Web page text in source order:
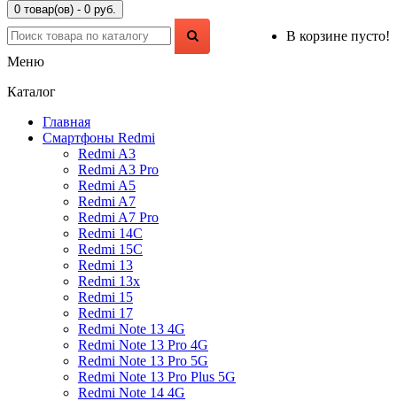
0 товар(ов) - 0 руб.
В корзине пусто!
Меню
Каталог
Главная
Смартфоны Redmi
Redmi A3
Redmi A3 Pro
Redmi A5
Redmi A7
Redmi A7 Pro
Redmi 14C
Redmi 15C
Redmi 13
Redmi 13x
Redmi 15
Redmi 17
Redmi Note 13 4G
Redmi Note 13 Pro 4G
Redmi Note 13 Pro 5G
Redmi Note 13 Pro Plus 5G
Redmi Note 14 4G